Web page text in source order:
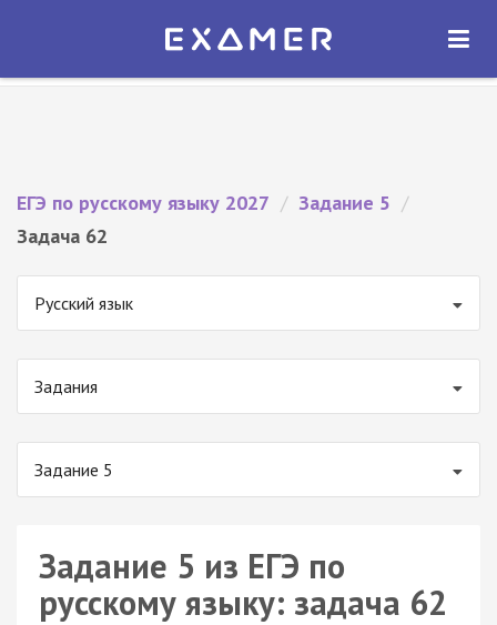
Экзамер — ЕГЭ 2027
ОТКРЫТЬ
ЕГЭ по русскому языку 2027 / Задание 5 /
Задача 62
Русский язык
Задания
Задание 5
Задание 5 из ЕГЭ по
русскому языку: задача 62